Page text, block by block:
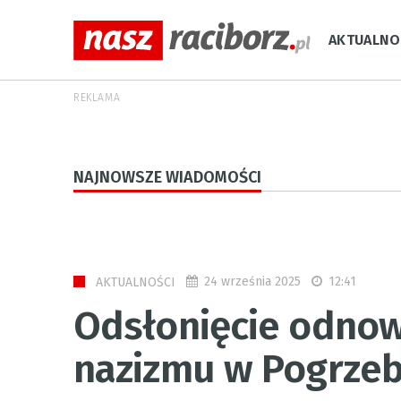
REKLAMA
NAJNOWSZE WIADOMOŚCI
AKTUALNOŚCI 24 września 2025 12:41
Odsłonięcie
nazizmu w